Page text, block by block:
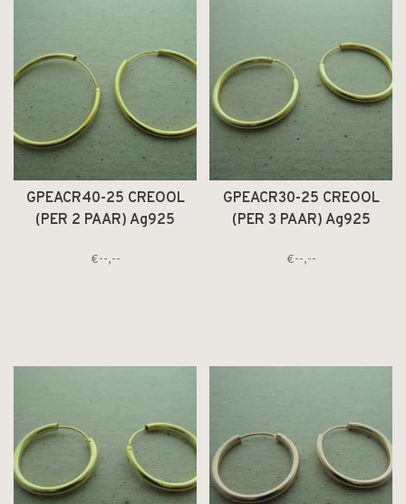
GPEACR40-25 CREOOL
(PER 2 PAAR) Ag925
DRAAD 2.5MM ROND
€--,--
GPEACR30-25 CREOOL
(PER 3 PAAR) Ag925
DRAAD 2.5MM ROND
€--,--